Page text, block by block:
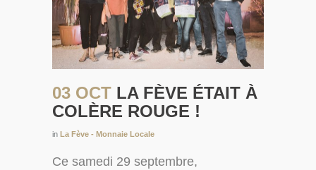
03 OCT LA FÈVE ÉTAIT À
COLÈRE ROUGE !
in La Fève - Monnaie Locale
Ce samedi 29 septembre,